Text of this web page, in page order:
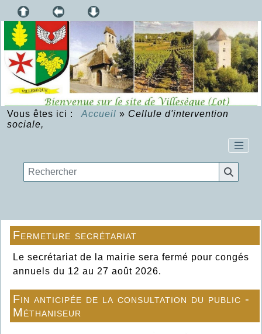
Vous êtes ici : Accueil » Cellule d'intervention
sociale,
Fermeture secrétariat
Le secrétariat de la mairie sera fermé pour congés
annuels du 12 au 27 août 2026.
Fin anticipée de la consultation du public -
Méthaniseur